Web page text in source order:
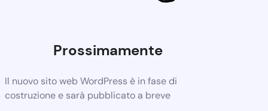
Prossimamente
Il nuovo sito web WordPress è in fase di
costruzione e sarà pubblicato a breve